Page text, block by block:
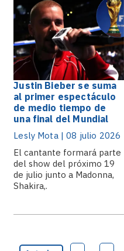
Justin Bieber se suma
al primer espectáculo
de medio tiempo de
una final del Mundial
Lesly Mota | 08 julio 2026
El cantante formará parte
del show del próximo 19
de julio junto a Madonna,
Shakira,.